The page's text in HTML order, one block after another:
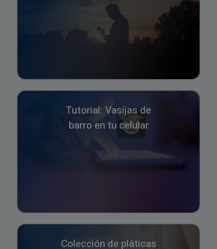
Tutorial: Vasijas de
barro en tu celular
Colección de pláticas